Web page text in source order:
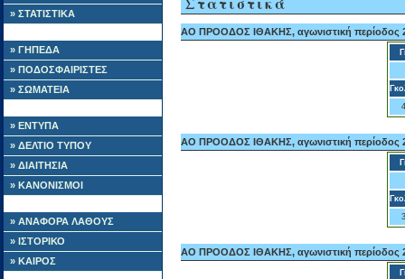
» ΣΤΑΤΙΣΤΙΚΑ
» ΓΗΠΕΔΑ
» ΠΟΔΟΣΦΑΙΡΙΣΤΕΣ
» ΣΩΜΑΤΕΙΑ
» ΕΝΤΥΠΑ
» ΔΕΛΤΙΟ ΤΥΠΟΥ
» ΔΙΑΙΤΗΣΙΑ
» ΚΑΝΟΝΙΣΜΟΙ
» ΑΝΑΦΟΡΑ ΛΑΘΟΥΣ
» ΙΣΤΟΡΙΚΟ
» ΚΑΙΡΟΣ
ΑΟ ΠΡΟΟΔΟΣ ΙΘΑΚΗΣ, αγωνιστική περίοδος
ΑΟ ΠΡΟΟΔΟΣ ΙΘΑΚΗΣ, αγωνιστική περίοδος
ΑΟ ΠΡΟΟΔΟΣ ΙΘΑΚΗΣ, αγωνιστική περίοδος